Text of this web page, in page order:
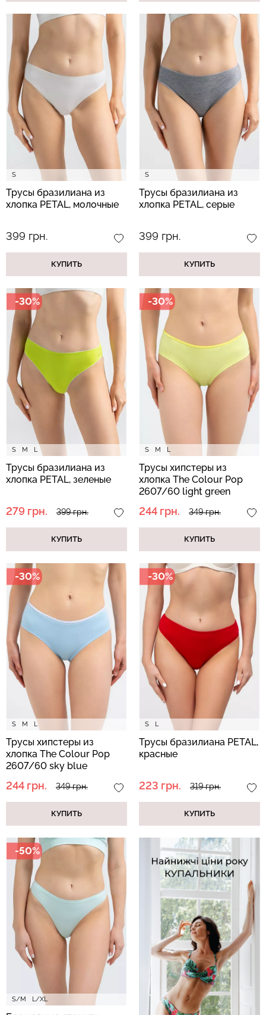
S
Трусы бразилиана из
хлопка PETAL, молочные
399 грн.
КУПИТЬ
S
Трусы бразилиана из
хлопка PETAL, серые
399 грн.
КУПИТЬ
S M L
-30%
Трусы бразилиана из
хлопка PETAL, зеленые
279 грн. 399 грн.
КУПИТЬ
S M L
-30%
Трусы хипстеры из
хлопка The Colour Pop
2607/60 light green
244 грн. 349 грн.
КУПИТЬ
S M L
-30%
Трусы хипстеры из
хлопка The Colour Pop
2607/60 sky blue
244 грн. 349 грн.
КУПИТЬ
S L
-30%
Трусы бразилиана PETAL,
красные
223 грн. 319 грн.
КУПИТЬ
S/M L/XL
-50%